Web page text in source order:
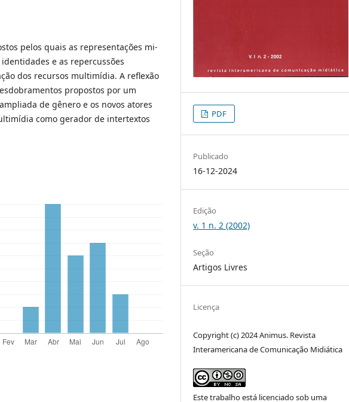
pelos quais as representações mi-
e as repercussões
dos recursos multimídia. A reflexão
propostos por um
de gênero e os novos atores
como gerador de intertextos
PDF
Publicado
16-12-2024
Edição
v. 1 n. 2 (2002)
Seção
Artigos Livres
Licença
Copyright (c) 2024 Animus. Revista
Interamericana de Comunicação Midiática
Este trabalho está licenciado sob uma